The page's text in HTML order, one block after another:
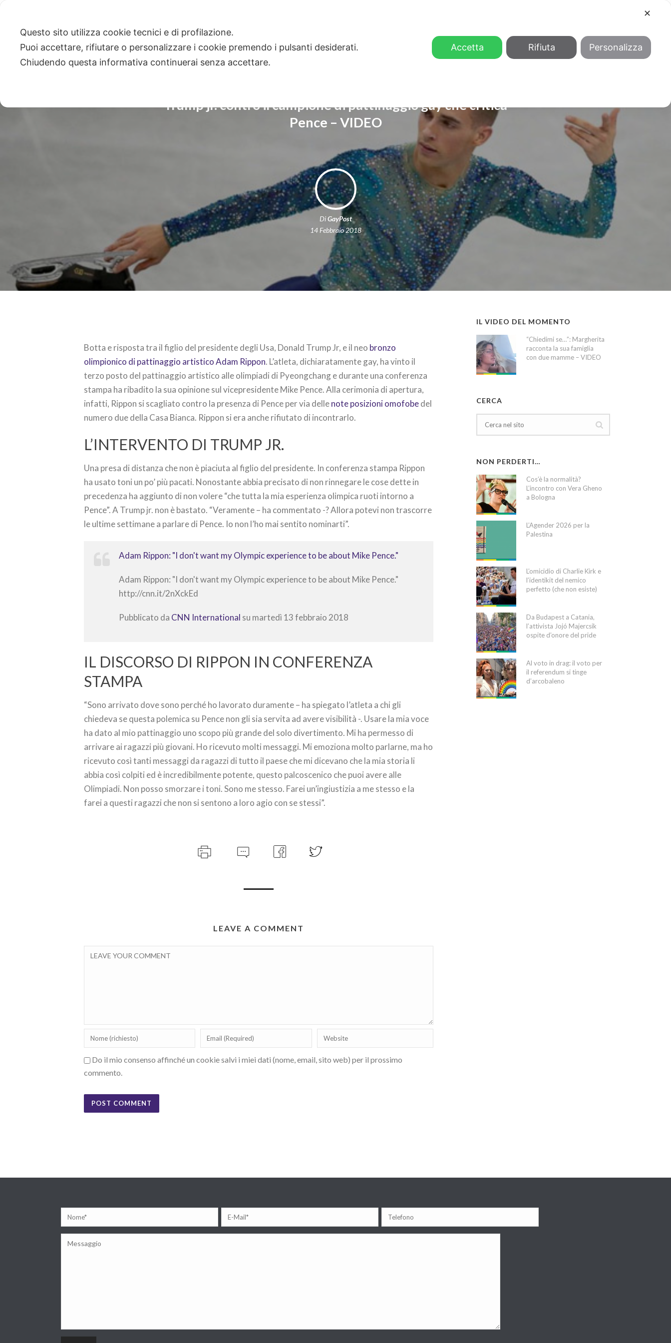
Trump jr. contro il campione di pattinaggio gay che critica
Pence – VIDEO
DiGayPost
14 Febbraio 2018
Botta e risposta tra il figlio del presidente degli Usa, Donald Trump Jr, e il neo bronzo
olimpionico di pattinaggio artistico Adam Rippon. L’atleta, dichiaratamente gay, ha vinto il
terzo posto del pattinaggio artistico alle olimpiadi di Pyeongchang e durante una conferenza
stampa ha ribadito la sua opinione sul vicepresidente Mike Pence. Alla cerimonia di apertura,
infatti, Rippon si scagliato contro la presenza di Pence per via dellenote posizioni omofobedel
numero due della Casa Bianca. Rippon si era anche rifiutato di incontrarlo.
L’INTERVENTO DI TRUMP JR.
Una presa di distanza che non è piaciuta al figlio del presidente. In conferenza stampa Rippon
ha usato toni un po’ più pacati. Nonostante abbia precisato di non rinnegare le cose dette in
precedenza ha aggiunto di non volere “che tutta la mia esperienza olimpica ruoti intorno a
Pence”. A Trump jr. non è bastato. “Veramente – ha commentato -? Allora potevi non trascorre
le ultime settimane a parlare di Pence. Io non l’ho mai sentito nominarti”.
Adam Rippon: "I don't want my Olympic experience to be about Mike Pence."
Adam Rippon: "I don't want my Olympic experience to be about Mike Pence."
http://cnn.it/2nXckEd
Pubblicato da CNN International su martedì 13 febbraio 2018
IL DISCORSO DI RIPPON IN CONFERENZA
STAMPA
“Sono arrivato dove sono perché ho lavorato duramente – ha spiegato l’atleta a chi gli
chiedeva se questa polemica su Pence non gli sia servita ad avere visibilità -. Usare la mia voce
ha dato al mio pattinaggio uno scopo più grande del solo divertimento. Mi ha permesso di
arrivare ai ragazzi più giovani. Ho ricevuto molti messaggi. Mi emoziona molto parlarne, ma ho
ricevuto così tanti messaggi da ragazzi di tutto il paese che mi dicevano che la mia storia li
abbia così colpiti ed è incredibilmente potente, questo palcoscenico che puoi avere alle
Olimpiadi. Non posso smorzare i toni. Sono me stesso. Farei un’ingiustizia a me stesso e la
farei a questi ragazzi che non si sentono a loro agio con se stessi”.
LEAVE A COMMENT
Do il mio consenso affinché un cookie salvi i miei dati (nome, email, sito web) per il prossimo
commento.
IL VIDEO DEL MOMENTO
“Chiedimi se…”: Margherita
racconta la sua famiglia
con due mamme – VIDEO
CERCA
NON PERDERTI…
Cos’è la normalità?
L’incontro con Vera Gheno
a Bologna
L’Agender 2026 per la
Palestina
L’omicidio di Charlie Kirk e
l’identikit del nemico
perfetto (che non esiste)
Da Budapest a Catania,
l’attivista Jojó Majercsik
ospite d’onore del pride
Al voto in drag: il voto per
il referendum si tinge
d’arcobaleno
✕
Questo sito utilizza cookie tecnici e di profilazione.
Puoi accettare, rifiutare o personalizzare i cookie premendo i pulsanti desiderati.
Chiudendo questa informativa continuerai senza accettare.
Accetta Rifiuta Personalizza